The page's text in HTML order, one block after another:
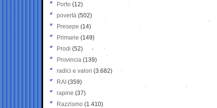
Porto (12)
povertà (502)
Presepe (14)
Primarie (149)
Prodi (52)
Provincia (139)
radici e valori (3.682)
RAI (359)
rapine (37)
Razzismo (1.410)